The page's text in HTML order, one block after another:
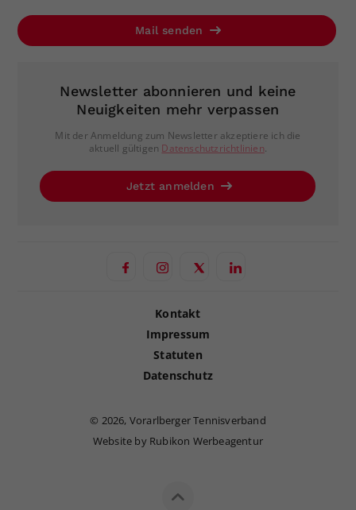
Mail senden
Newsletter abonnieren und keine
Neuigkeiten mehr verpassen
Mit der Anmeldung zum Newsletter akzeptiere ich die
aktuell gültigen Datenschutzrichtlinien.
Jetzt anmelden
Kontakt
Impressum
Statuten
Datenschutz
© 2026, Vorarlberger Tennisverband
Website by Rubikon Werbeagentur